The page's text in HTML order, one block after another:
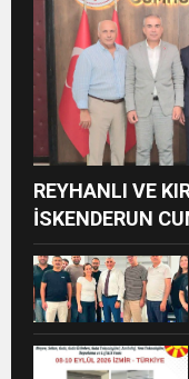
REYHANLI VE
İSKENDERUN
ZİYARET